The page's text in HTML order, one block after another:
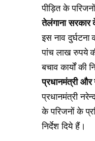
पीड़ित के
तेलंगाना
इस नाव
पांच लाख रुपये
बचाव कार्यों की
प्रधानमंत्री
प्रधानमंत्री
के परिजनों के
निर्देश दिये हैं।